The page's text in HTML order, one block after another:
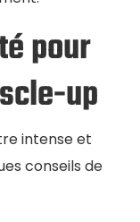
pour
up
intense et
conseils de